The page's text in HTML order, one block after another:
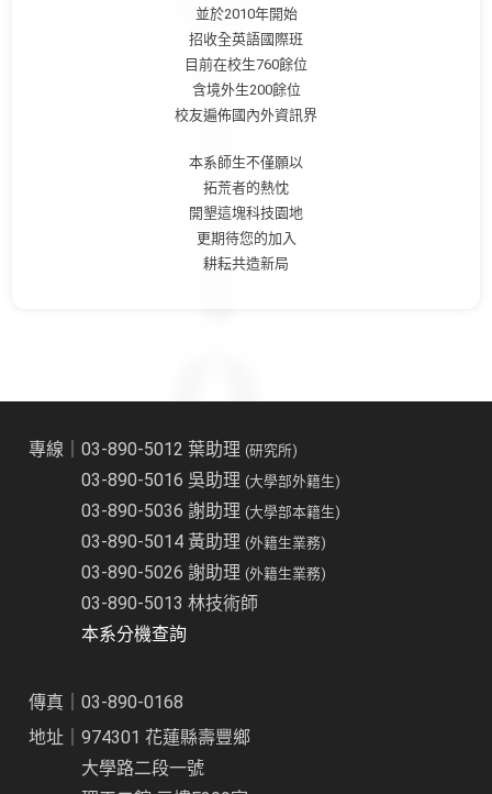
並於2010年開始
招收全英語國際班
目前在校生760餘位
含境外生200餘位
校友遍佈國內外資訊界
本系師生不僅願以
拓荒者的熱忱
開墾這塊科技園地
更期待您的加入
耕耘共造新局
專線｜03-890-5012 葉助理(研究所)
03-890-5016 吳助理(大學部外籍生)
03-890-5036 謝助理(大學部本籍生)
03-890-5014 黃助理(外籍生業務)
03-890-5026 謝助理(外籍生業務)
03-890-5013 林技術師
本系分機查詢
傳真｜03-890-0168
地址｜974301 花蓮縣壽豐鄉
大學路二段一號